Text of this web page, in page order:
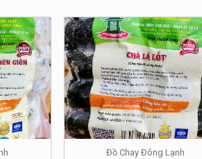
Đồ Chay Đông Lạnh